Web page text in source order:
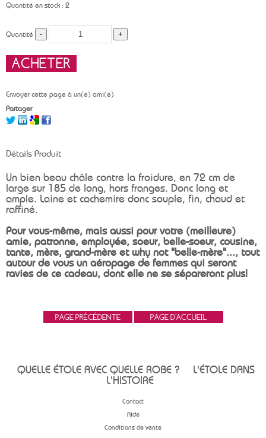
Quantité en stock : 2
Quantité
Envoyer cette page à un(e) ami(e)
Partager
Détails Produit
Un bien beau châle contre la froidure, en 72 cm de
large sur 185 de long, hors franges. Donc long et
ample. Laine et cachemire donc souple, fin, chaud et
raffiné.
Pour vous-même, mais aussi pour votre (meilleure)
amie, patronne, employée, soeur, belle-soeur, cousine,
tante, mère, grand-mère et why not "belle-mère"..., tout
autour de vous un aéropage de femmes qui seront
ravies de ce cadeau, dont elle ne se sépareront plus!
QUELLE ÉTOLE AVEC QUELLE ROBE ?
L'ÉTOLE DANS
L'HISTOIRE
Contact
Aide
Conditions de vente